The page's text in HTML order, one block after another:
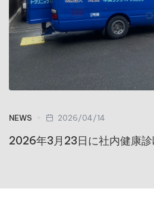
NEWS 2026/04/14
2026年3月23日に社内健康診